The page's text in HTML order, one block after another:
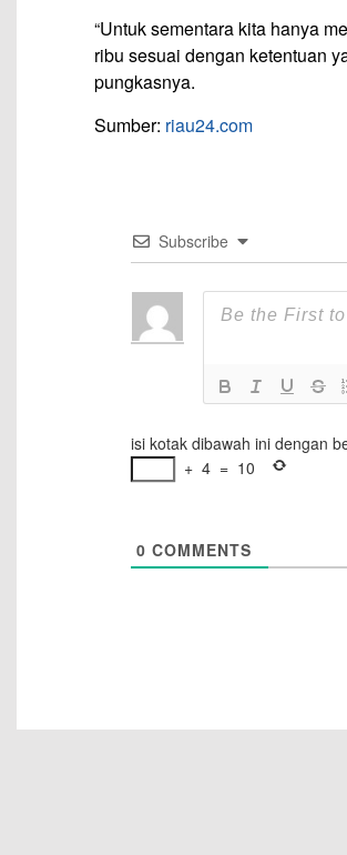
“Untuk sementara kita hanya
ribu sesuai dengan ketentuan
pungkasnya.
Sumber: riau24.com
Subscribe
isi kotak dibawah ini dengan
+ 4 = 10
0 COMMENTS